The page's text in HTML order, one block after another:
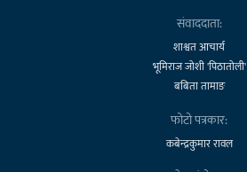
संवाददाता:
शाश्वत आचार्य
भूमिराज जोशी 'पिठातोली'
बबिता तामाङ
फोटो पत्रकार:
कबेन्द्रकुमार रावल